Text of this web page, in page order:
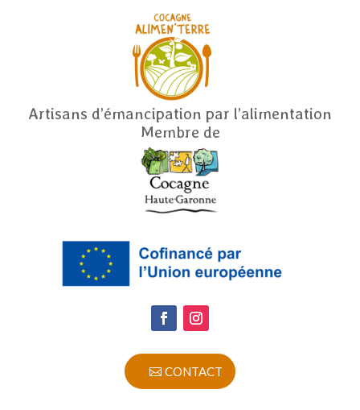
Artisans d’émancipation par l’alimentation
Membre de
CONTACT